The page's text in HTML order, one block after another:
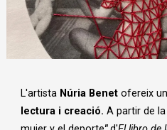
L'artista Núria Benet ofereix un
lectura i creació. A partir de